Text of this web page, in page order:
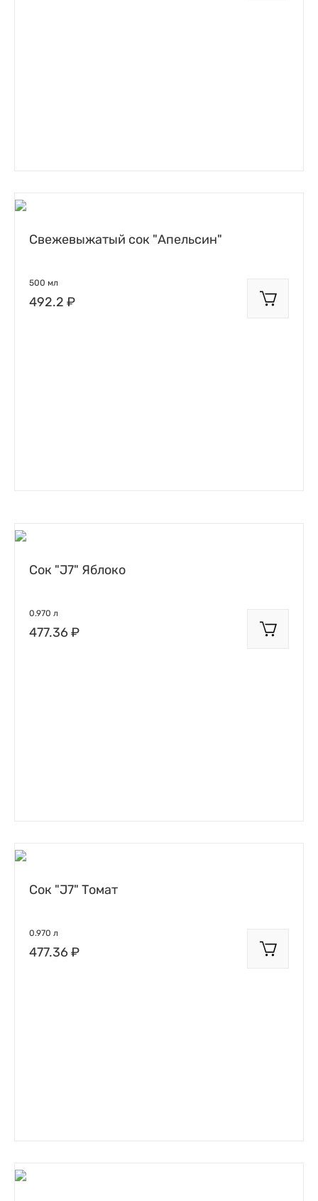
Свежевыжатый сок "Апельсин"
500 мл
492.2 ₽
Сок "J7" Яблоко
0.970 л
477.36 ₽
Сок "J7" Томат
0.970 л
477.36 ₽